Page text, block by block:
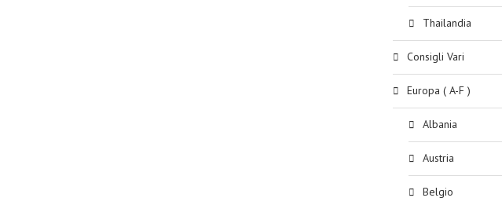
Thailandia
Consigli Vari
Europa ( A-F )
Albania
Austria
Belgio